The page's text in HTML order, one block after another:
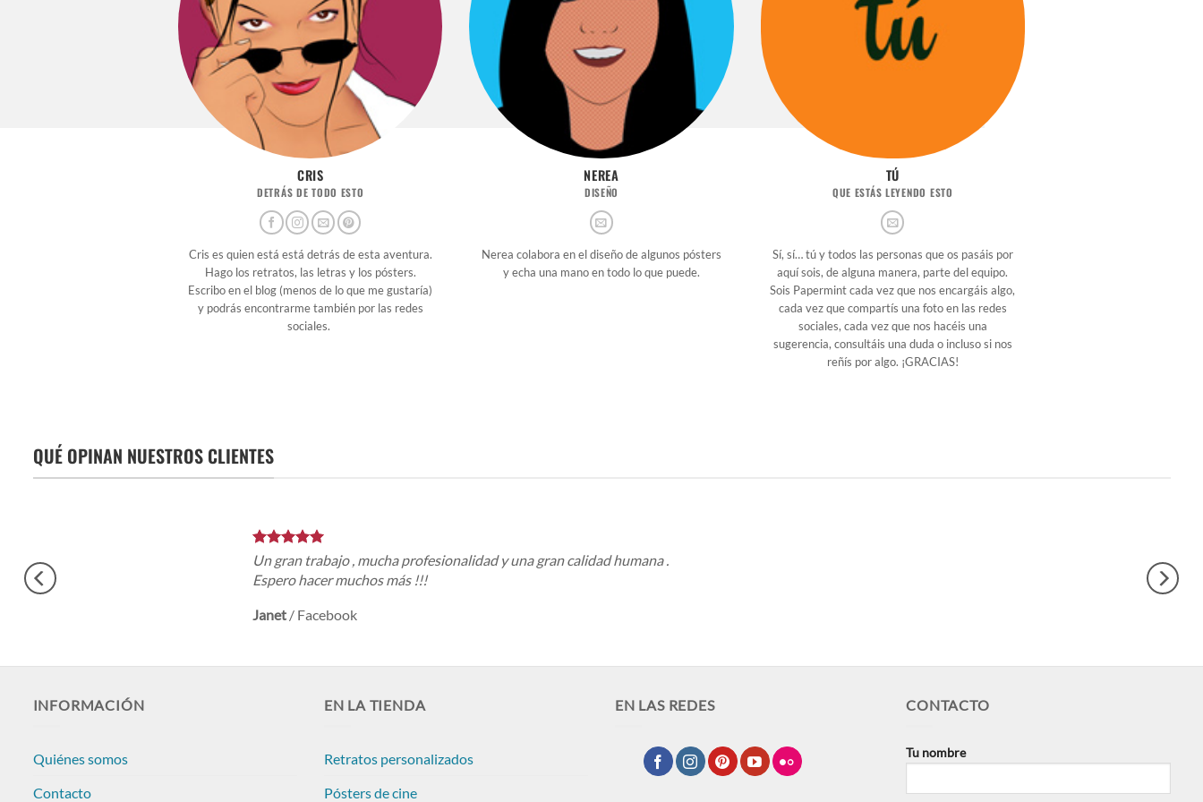
CRIS
DETRÁS DE TODO ESTO
Cris es quien está está detrás de esta aventura.
Hago los retratos, las letras y los pósters.
Escribo en el blog (menos de lo que me gustaría)
y podrás encontrarme también por las redes
sociales.
NEREA
DISEÑO
Nerea colabora en el diseño de algunos pósters
y echa una mano en todo lo que puede.
TÚ
QUE ESTÁS LEYENDO ESTO
Sí, sí… tú y todos las personas que os pasáis por
aquí sois, de alguna manera, parte del equipo.
Sois Papermint cada vez que nos encargáis algo,
cada vez que compartís una foto en las redes
sociales, cada vez que nos hacéis una
sugerencia, consultáis una duda o incluso si nos
reñís por algo. ¡GRACIAS!
QUÉ OPINAN NUESTROS CLIENTES
Un gran trabajo , mucha profesionalidad y una gran calidad humana .
Espero hacer muchos más !!!
Janet / Facebook
INFORMACIÓN
Quiénes somos
Contacto
EN LA TIENDA
Retratos personalizados
Pósters de cine
EN LAS REDES CONTACTO
Tu nombre